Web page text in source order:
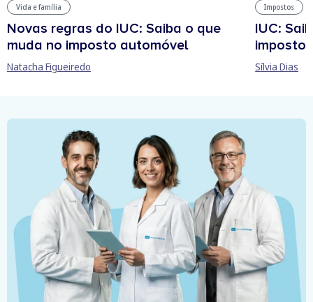
Vida e família
Novas regras do IUC: Saiba o que
muda no imposto automóvel
Natacha Figueiredo
Impostos
IUC:
imposto
Sílvia Dias